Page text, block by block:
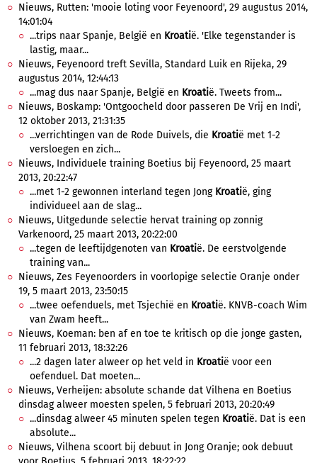
Nieuws, Rutten: 'mooie loting voor Feyenoord', 29 augustus 2014,
14:01:04
...trips naar Spanje, België en Kroatië. 'Elke tegenstander is
lastig, maar...
Nieuws, Feyenoord treft Sevilla, Standard Luik en Rijeka, 29
augustus 2014, 12:44:13
...mag dus naar Spanje, België en Kroatië. Tweets from...
Nieuws, Boskamp: 'Ontgoocheld door passeren De Vrij en Indi',
12 oktober 2013, 21:31:35
...verrichtingen van de Rode Duivels, die Kroatië met 1-2
versloegen en zich...
Nieuws, Individuele training Boetius bij Feyenoord, 25 maart
2013, 20:22:47
...met 1-2 gewonnen interland tegen Jong Kroatië, ging
individueel aan de slag...
Nieuws, Uitgedunde selectie hervat training op zonnig
Varkenoord, 25 maart 2013, 20:22:00
...tegen de leeftijdgenoten van Kroatië. De eerstvolgende
training van...
Nieuws, Zes Feyenoorders in voorlopige selectie Oranje onder
19, 5 maart 2013, 23:50:15
...twee oefenduels, met Tsjechië en Kroatië. KNVB-coach Wim
van Zwam heeft...
Nieuws, Koeman: ben af en toe te kritisch op die jonge gasten,
11 februari 2013, 18:32:26
...2 dagen later alweer op het veld in Kroatië voor een
oefenduel. Dat moeten...
Nieuws, Verheijen: absolute schande dat Vilhena en Boetius
dinsdag alweer moesten spelen, 5 februari 2013, 20:20:49
...dinsdag alweer 45 minuten spelen tegen Kroatië. Dat is een
absolute...
Nieuws, Vilhena scoort bij debuut in Jong Oranje; ook debuut